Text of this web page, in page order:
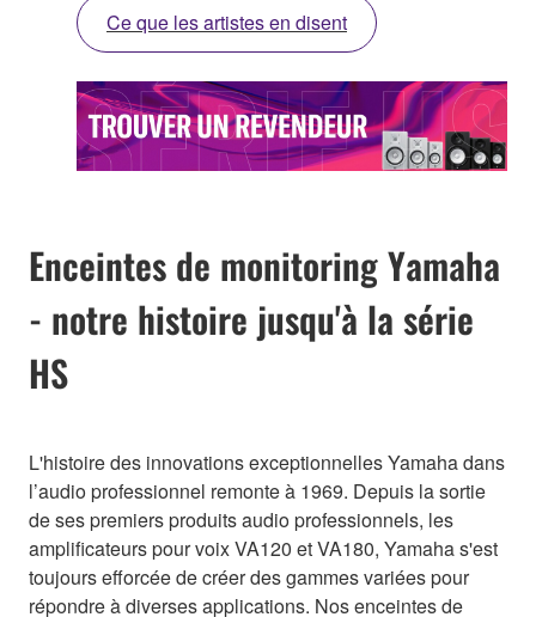
Ce que les artistes en disent
Enceintes de monitoring Yamaha
- notre histoire jusqu'à la série
HS
L'histoire des innovations exceptionnelles Yamaha dans
l’audio professionnel remonte à 1969. Depuis la sortie
de ses premiers produits audio professionnels, les
amplificateurs pour voix VA120 et VA180, Yamaha s'est
toujours efforcée de créer des gammes variées pour
répondre à diverses applications. Nos enceintes de